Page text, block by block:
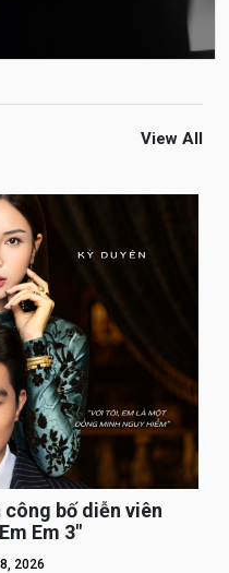
View All
công bố diễn viên
Em 3″
2026